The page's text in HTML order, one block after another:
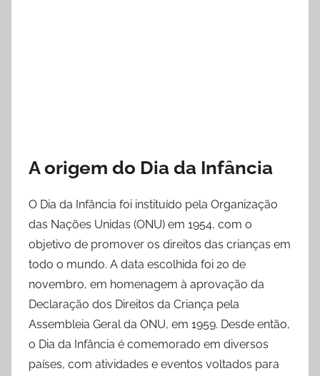
A origem do Dia da Infância
O Dia da Infância foi instituído pela Organização
das Nações Unidas (ONU) em 1954, com o
objetivo de promover os direitos das crianças em
todo o mundo. A data escolhida foi 20 de
novembro, em homenagem à aprovação da
Declaração dos Direitos da Criança pela
Assembleia Geral da ONU, em 1959. Desde então,
o Dia da Infância é comemorado em diversos
países, com atividades e eventos voltados para